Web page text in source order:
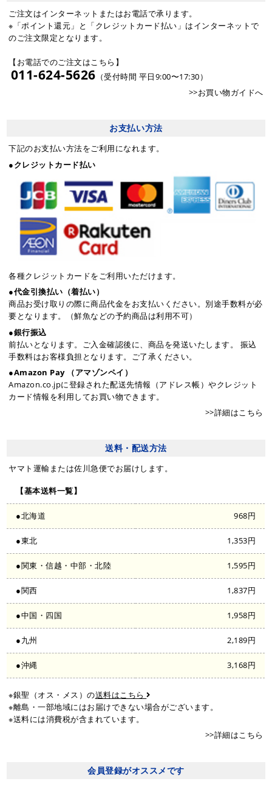
ご注文はインターネットまたはお電話で承ります。
※「ポイント還元」と「クレジットカード払い」はインターネットで
のご注文限定となります。
【お電話でのご注文はこちら】
011-624-5626 （受付時間 平日9:00〜17:30）
>>お買い物ガイドへ
お支払い方法
下記のお支払い方法をご利用になれます。
●クレジットカード払い
各種クレジットカードをご利用いただけます。
●代金引換払い（着払い）
商品お受け取りの際に商品代金をお支払いください。別途手数料が必
要となります。（鮮魚などの予約商品は利用不可）
●銀行振込
前払いとなります。ご入金確認後に、商品を発送いたします。 振込
手数料はお客様負担となります。ご了承ください。
●Amazon Pay （アマゾンペイ）
Amazon.co.jpに登録された配送先情報（アドレス帳）やクレジット
カード情報を利用してお買い物できます。
>>詳細はこちら
送料・配送方法
ヤマト運輸または佐川急便でお届けします。
【基本送料一覧】
●北海道 968円
●東北 1,353円
●関東・信越・中部・北陸 1,595円
●関西 1,837円
●中国・四国 1,958円
●九州 2,189円
●沖縄 3,168円
※銀聖（オス・メス）の送料はこちら
※離島・一部地域にはお届けできない場合がございます。
※送料には消費税が含まれています。
>>詳細はこちら
会員登録がオススメです